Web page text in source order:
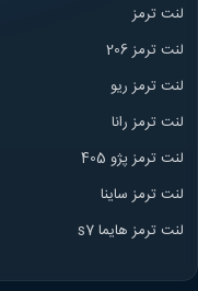
لنت ترمز
لنت ترمز 206
لنت ترمز ریو
لنت ترمز رانا
لنت ترمز پژو 405
لنت ترمز ساینا
لنت ترمز هایما s7